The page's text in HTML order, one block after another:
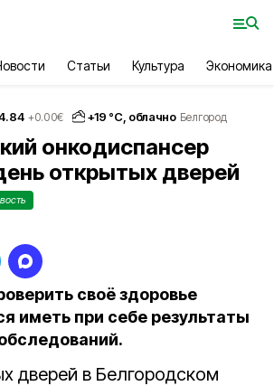
Статьи Культура Экономика
+0.00€ +19 °С, облачно Белгород
онкодиспансер
открытых дверей
своё здоровье
иметь при себе результаты
дверей в Белгородском